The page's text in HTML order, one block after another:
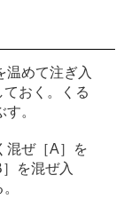
温めて注ぎ入
おく。くる
。
混ぜ［A］を
を混ぜ入